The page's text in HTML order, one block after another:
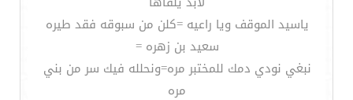
ياسيد الموقف ويا راعيه =كلن من سبوقه فقد طيره
سعيد بن زهره =
نبغي نودي دمك للمختبر مره=ونحلله فيك سر من بني
مره